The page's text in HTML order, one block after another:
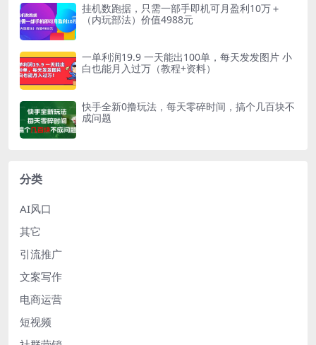
挂机数跑‬据，只需一部手即机‬可月盈利10万＋
（内玩部‬法）价值4988元
一单利润19.9 一天能出100单，每天发发图片 小
白也能月入过万（教程+资料）
快手全新0撸玩法，每天零碎时间，搞个几百块不
成问题
分类
AI风口
其它
引流推广
文案写作
电商运营
短视频